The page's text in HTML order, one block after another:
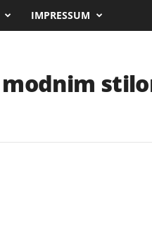
IMPRESSUM
modnim